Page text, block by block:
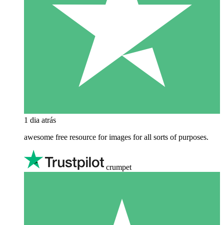
1 dia atrás
awesome free resource for images for all sorts of purposes.
crumpet